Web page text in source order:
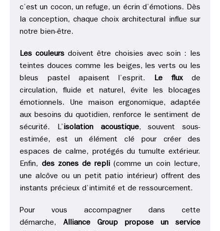
c’est un cocon, un refuge, un écrin d’émotions. Dès
la conception, chaque choix architectural influe sur
notre bien-être.
Les couleurs doivent être choisies avec soin : les
teintes douces comme les beiges, les verts ou les
bleus pastel apaisent l’esprit. Le fluxde
circulation, fluide et naturel, évite les blocages
émotionnels. Une maison ergonomique, adaptée
aux besoins du quotidien, renforce le sentiment de
sécurité. L’isolation acoustique, souvent sous-
estimée, est un élément clé pour créer des
espaces de calme, protégés du tumulte extérieur.
Enfin, des zones de repli (comme un coin lecture,
une alcôve ou un petit patio intérieur) offrent des
instants précieux d’intimité et de ressourcement.
Pour vous accompagner dans cette
démarche, Alliance Group propose un service